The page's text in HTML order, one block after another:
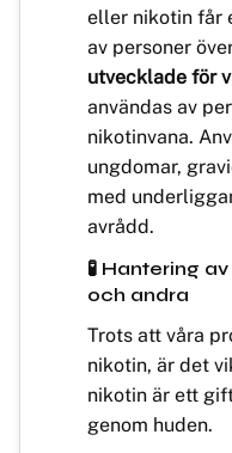
eller nikotin får
av personer
utvecklade för
användas av
nikotinvana.
ungdomar,
med
avrådd.
🧪 Hantering
och andra
Trots att våra
nikotin, är det
nikotin är ett
genom huden.